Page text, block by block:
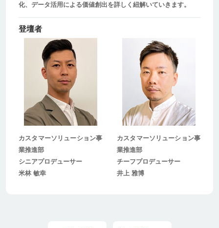
化、データ活用による価値創出を詳しく紐解いていきます。
登壇者
カスタマーソリューション事
業推進部
シニアプロデューサー
米林 敏幸
カスタマーソリューション事
業推進部
チーフプロデューサー
井上 雅博